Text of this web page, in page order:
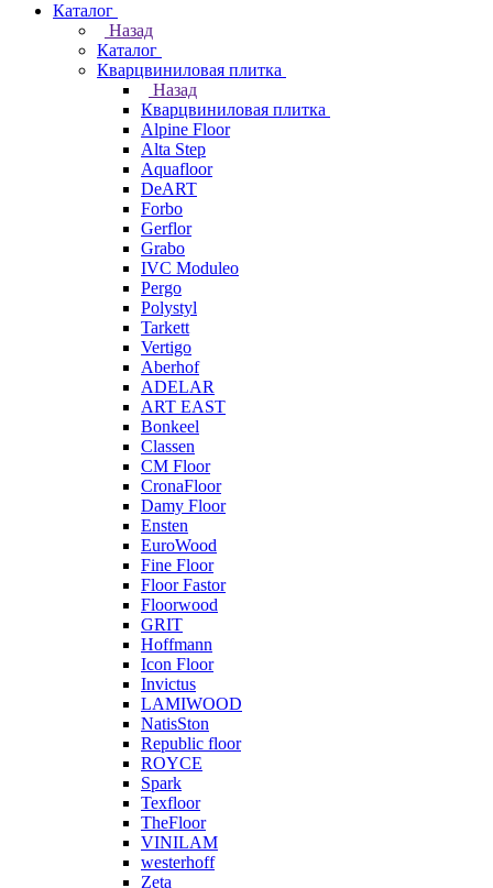
Каталог
Назад
Каталог
Кварцвиниловая плитка
Назад
Кварцвиниловая плитка
Alpine Floor
Alta Step
Aquafloor
DeART
Forbo
Gerflor
Grabo
IVC Moduleo
Pergo
Polystyl
Tarkett
Vertigo
Aberhof
ADELAR
ART EAST
Bonkeel
Classen
CM Floor
CronaFloor
Damy Floor
Ensten
EuroWood
Fine Floor
Floor Fastor
Floorwood
GRIT
Hoffmann
Icon Floor
Invictus
LAMIWOOD
NatisSton
Republic floor
ROYCE
Spark
Texfloor
TheFloor
VINILAM
westerhoff
Zeta